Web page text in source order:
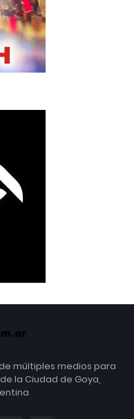
múltiples medios para
la Ciudad de Goya,